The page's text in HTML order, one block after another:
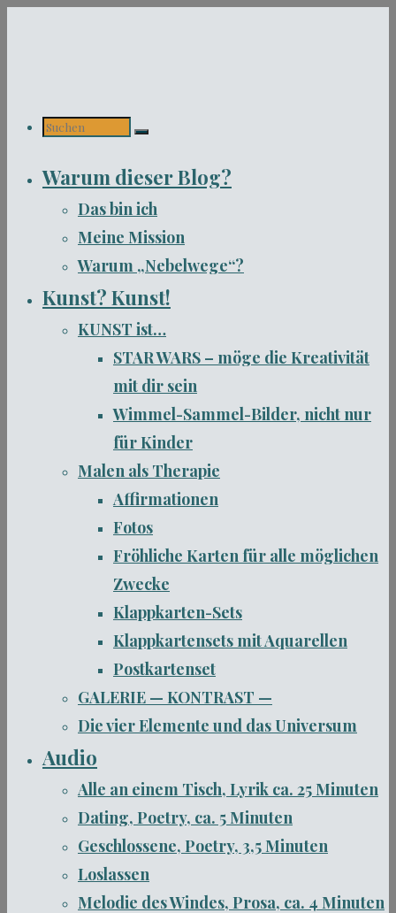
Suchen
nach:
Warum dieser Blog?
Das bin ich
Meine Mission
Warum „Nebelwege“?
Kunst? Kunst!
KUNST ist…
STAR WARS – möge die Kreativität
mit dir sein
Wimmel-Sammel-Bilder, nicht nur
für Kinder
Malen als Therapie
Affirmationen
Fotos
Fröhliche Karten für alle möglichen
Zwecke
Klappkarten-Sets
Klappkartensets mit Aquarellen
Postkartenset
GALERIE — KONTRAST —
Die vier Elemente und das Universum
Audio
Alle an einem Tisch, Lyrik ca. 25 Minuten
Dating, Poetry, ca. 5 Minuten
Geschlossene, Poetry, 3,5 Minuten
Loslassen
Melodie des Windes, Prosa, ca. 4 Minuten